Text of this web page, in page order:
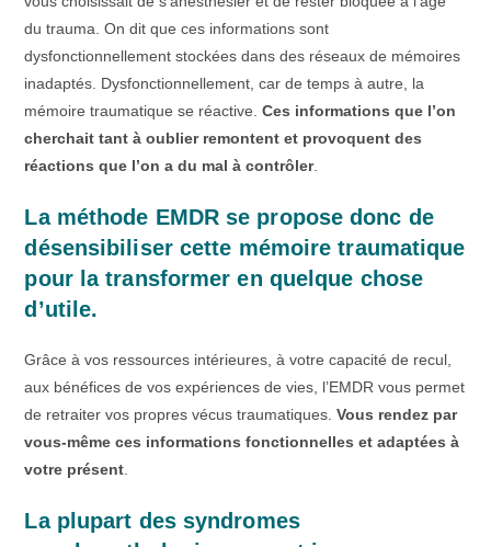
du trauma. On dit que ces informations sont
dysfonctionnellement stockées dans des réseaux de mémoires
inadaptés. Dysfonctionnellement, car de temps à autre, la
mémoire traumatique se réactive.Ces informations que l’on
cherchait tant à oublier remontent et provoquent des
réactions que l’on a du mal à contrôler.
La méthode EMDR se propose donc de
désensibiliser cette mémoire traumatique
pour la transformer en quelque chose
d’utile.
Grâce à vos ressources intérieures, à votre capacité de recul,
aux bénéfices de vos expériences de vies, l’EMDR vous permet
de retraiter vos propres vécus traumatiques.Vous rendez par
vous-même ces informations fonctionnelles et adaptées à
votre présent
La plupart des syndromes